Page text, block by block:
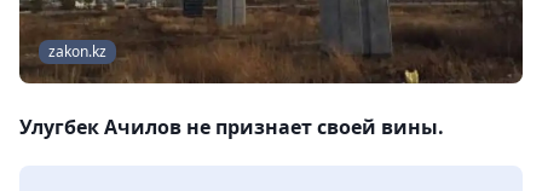
zakon.kz
Улугбек Ачилов не признает своей вины.